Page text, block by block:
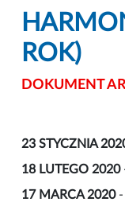
ROK)
DOKUMENT
23 STYCZNIA
18 LUTEGO 2020
17 MARCA 2020-